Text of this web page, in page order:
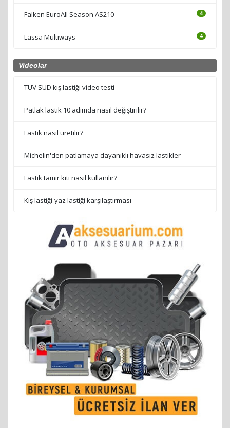
Falken EuroAll Season AS210 4
Lassa Multiways 4
Videolar
TÜV SÜD kış lastiği video testi
Patlak lastik 10 adımda nasıl değiştirilir?
Lastik nasıl üretilir?
Michelin'den patlamaya dayanıklı havasız lastikler
Lastik tamir kiti nasıl kullanılır?
Kış lastiği-yaz lastiği karşılaştırması